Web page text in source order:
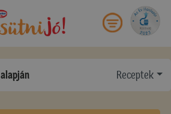
Receptek